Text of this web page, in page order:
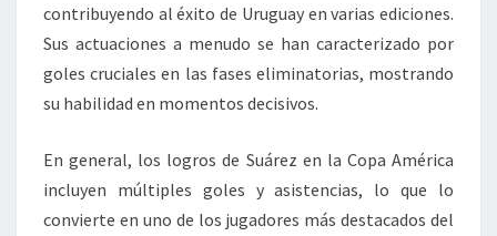
contribuyendo al éxito de Uruguay en varias ediciones.
Sus actuaciones a menudo se han caracterizado por
goles cruciales en las fases eliminatorias, mostrando
su habilidad en momentos decisivos.
En general, los logros de Suárez en la Copa América
incluyen múltiples goles y asistencias, lo que lo
convierte en uno de los jugadores más destacados del